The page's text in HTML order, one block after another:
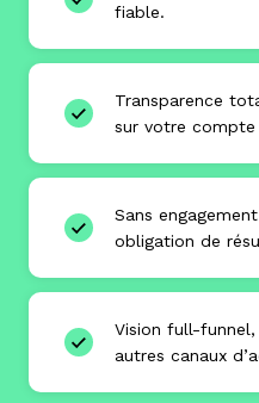
fiable.
Transparence
sur votre compte
Sans
obligation de
Vision full-
autres canaux